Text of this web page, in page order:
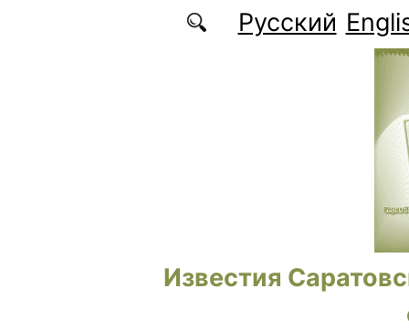
Перейти к основному содержаниюРусский
Известия